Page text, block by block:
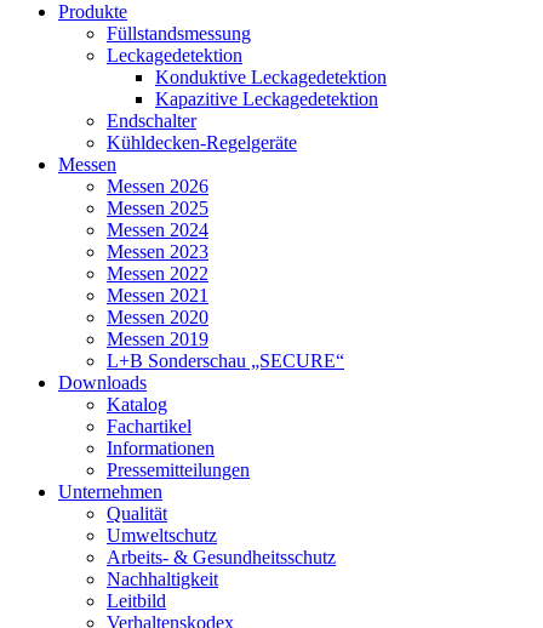
Produkte
Füllstandsmessung
Leckagedetektion
Konduktive Leckagedetektion
Kapazitive Leckagedetektion
Endschalter
Kühldecken-Regelgeräte
Messen
Messen 2026
Messen 2025
Messen 2024
Messen 2023
Messen 2022
Messen 2021
Messen 2020
Messen 2019
L+B Sonderschau „SECURE“
Downloads
Katalog
Fachartikel
Informationen
Pressemitteilungen
Unternehmen
Qualität
Umweltschutz
Arbeits- & Gesundheitsschutz
Nachhaltigkeit
Leitbild
Verhaltenskodex